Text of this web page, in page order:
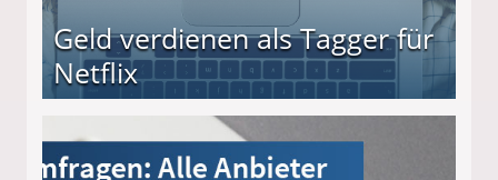
Geld verdienen als Tagger für
Netflix